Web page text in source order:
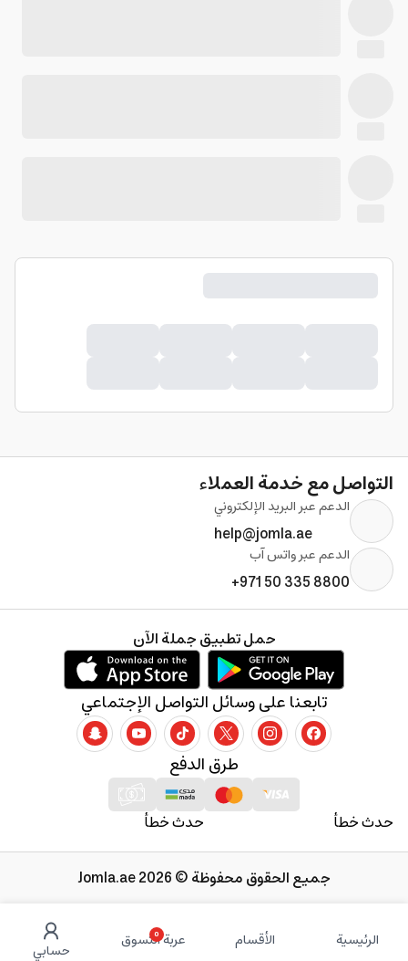
الرئيسية الأقسام 0
عربة التسوق حسابي
التواصل مع خدمة العملاء
الدعم عبر البريد الإلكتروني
help@jomla.ae
الدعم عبر واتس آب
+971 50 335 8800
حدث خطأ حدث خطأ
طرق الدفع
تابعنا على وسائل التواصل الإجتماعي
حمل تطبيق جملة الآن
جميع الحقوق محفوظة © 2026 Jomla.ae